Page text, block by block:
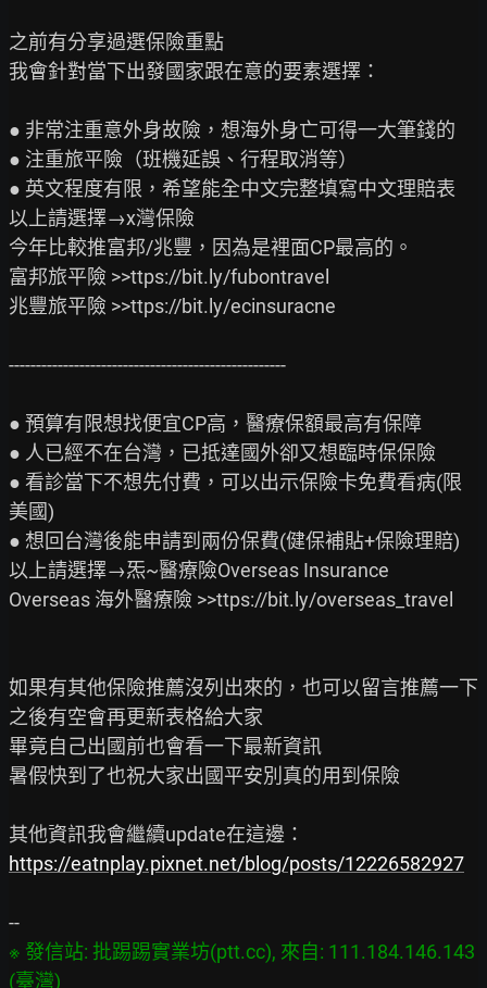
之前有分享過選保險重點
我會針對當下出發國家跟在意的要素選擇：
● 非常注重意外身故險，想海外身亡可得一大筆錢的
● 注重旅平險（班機延誤、行程取消等）
● 英文程度有限，希望能全中文完整填寫中文理賠表
以上請選擇→x灣保險
今年比較推富邦/兆豐，因為是裡面CP最高的。
富邦旅平險 >>ttps://bit.ly/fubontravel
兆豐旅平險 >>ttps://bit.ly/ecinsuracne
---------------------------------------------------
● 預算有限想找便宜CP高，醫療保額最高有保障
● 人已經不在台灣，已抵達國外卻又想臨時保保險
● 看診當下不想先付費，可以出示保險卡免費看病(限
美國)
● 想回台灣後能申請到兩份保費(健保補貼+保險理賠)
以上請選擇→炁~醫療險Overseas Insurance
Overseas 海外醫療險 >>ttps://bit.ly/overseas_travel
如果有其他保險推薦沒列出來的，也可以留言推薦一下
之後有空會再更新表格給大家
畢竟自己出國前也會看一下最新資訊
暑假快到了也祝大家出國平安別真的用到保險
https://eatnplay.pixnet.net/blog/posts/12226582927
※ 發信站: 批踢踢實業坊(ptt.cc), 來自: 111.184.146.143
(臺灣)